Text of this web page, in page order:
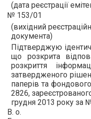
(дата реєстрації
№ 153/01
(вихідний
документа)
Підтверджую
що розкрита
розкриття
затвердженого
паперів та
2826,
грудня 2013 року за
В. о.